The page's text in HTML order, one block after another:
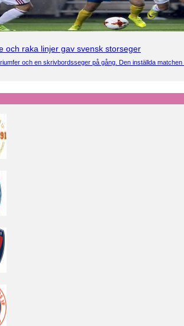
och raka linjer gav svensk storseger
och en skrivbordsseger på gång. Den inställda